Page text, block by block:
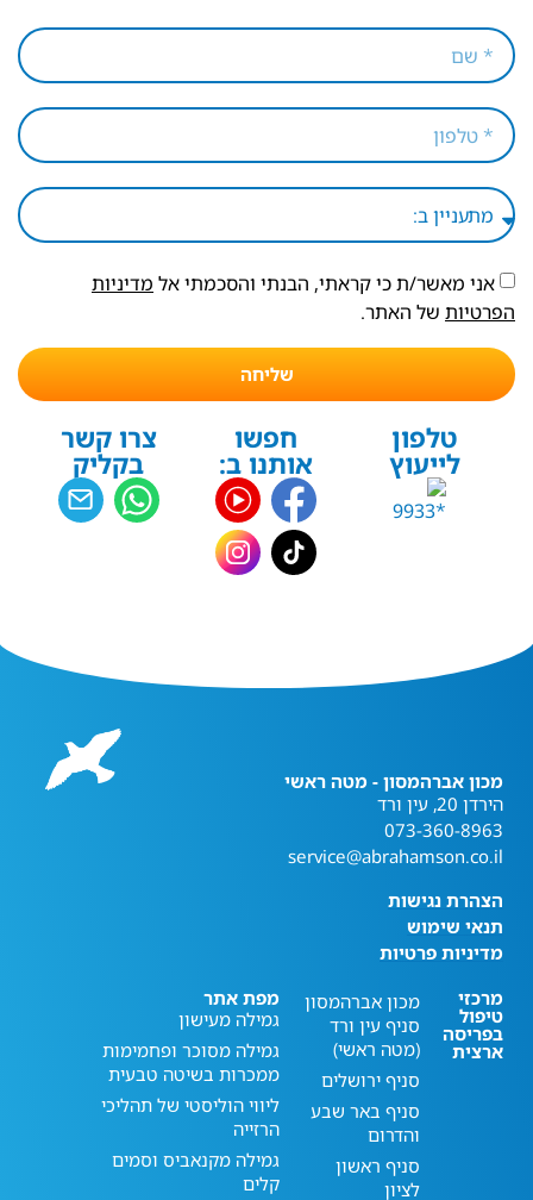
אני מאשר/ת כי קראתי, הבנתי והסכמתי אל מדיניות
הפרטיות של האתר.
שליחה
טלפון
לייעוץ
חפשו
אותנו ב:
צרו קשר
בקליק
מכון אברהמסון - מטה ראשי
הירדן 20, עין ורד
073-360-8963
service@abrahamson.co.il
הצהרת נגישות
תנאי שימוש
מדיניות פרטיות
מרכזי
טיפול
בפריסה
ארצית
מכון אברהמסון
סניף עין ורד
(מטה ראשי)
סניף ירושלים
סניף באר שבע
והדרום
סניף ראשון
לציון
מפת אתר
גמילה מעישון
גמילה מסוכר ופחמימות
ממכרות בשיטה טבעית
ליווי הוליסטי של תהליכי
הרזייה
גמילה מקנאביס וסמים
קלים